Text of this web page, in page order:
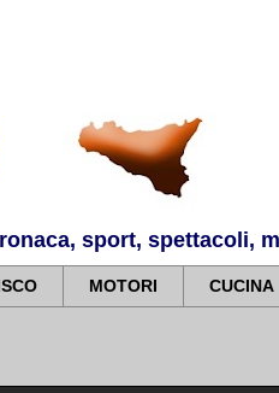
sport, spettacoli,
MOTORI CUCINA